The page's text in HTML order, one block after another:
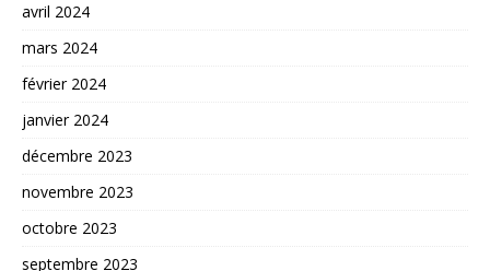
avril 2024
mars 2024
février 2024
janvier 2024
décembre 2023
novembre 2023
octobre 2023
septembre 2023